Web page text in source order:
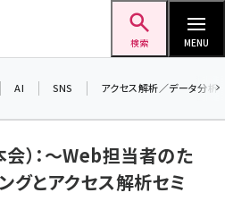
検索 MENU
AI SNS アクセス解析／データ分析
）：～Web担当者のた
グとアクセス解析セミ
＼